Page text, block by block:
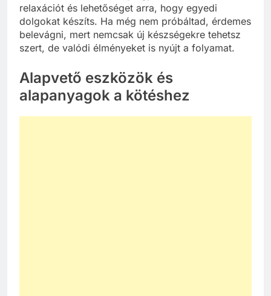
relaxációt és lehetőséget arra, hogy egyedi
dolgokat készíts. Ha még nem próbáltad, érdemes
belevágni, mert nemcsak új készségekre tehetsz
szert, de valódi élményeket is nyújt a folyamat.
Alapvető eszközök és
alapanyagok a kötéshez